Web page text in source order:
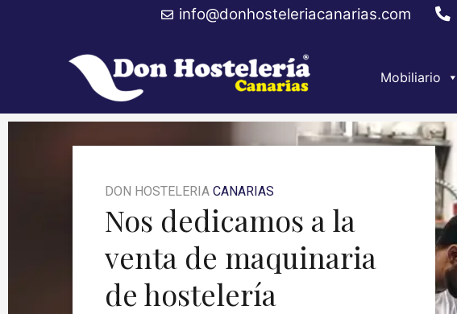
info@donhosteleriacanarias.com
Mobiliario
DON HOSTELERIA CANARIAS
Nos dedicamos a la
venta de maquinaria
de hostelería